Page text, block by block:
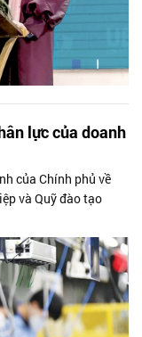
lực của doanh
của Chính phủ về
và Quỹ đào tạo